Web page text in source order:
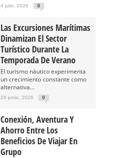
4 julio, 2026 0
Las Excursiones Marítimas
Dinamizan El Sector
Turístico Durante La
Temporada De Verano
El turismo náutico experimenta
un crecimiento constante como
alternativa...
29 junio, 2026 0
Conexión, Aventura Y
Ahorro Entre Los
Beneficios De Viajar En
Grupo